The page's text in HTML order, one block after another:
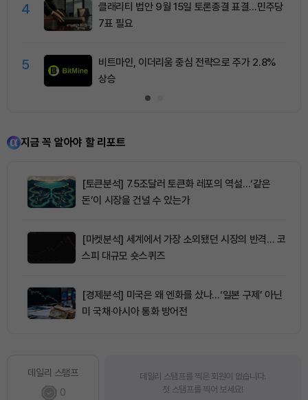
4
클래리티 법안 9월 15일 토론종결 표결…민주당
7표 필요
5
비트마인, 이더리움 중심 전략으로 주가 2.8%
상승
지금 꼭 알아야 할 리포트
[토큰분석] 7.5조달러 토큰화 레포의 역설…‘같은
돈’이 시장을 건널 수 있는가
[마켓분석] 세계에서 가장 소외됐던 시장의 반격… 코
스피 대규모 숏스퀴즈
[경제분석] 미국은 왜 엔화를 샀나…‘일본 구제’ 아닌
미 국채·아시아 통화 방어전
데일리 스탬프
0
데일리 스탬프를 찍은 회원이 없습니다.
첫 스탬프를 찍어 보세요!